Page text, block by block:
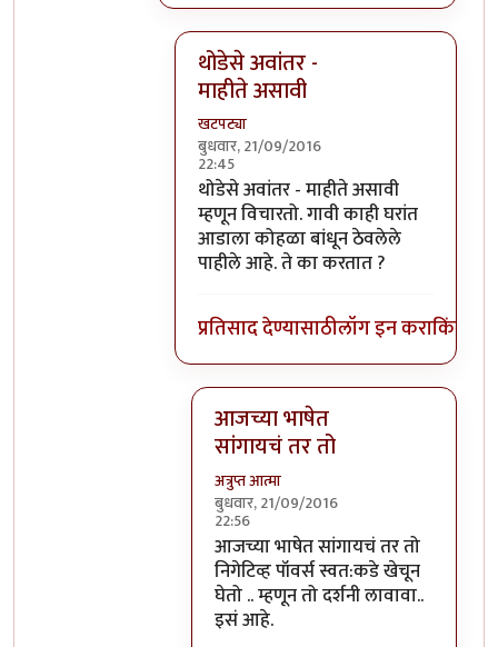
थोडेसे अवांतर -
माहीते असावी
खटपट्या
बुधवार, 21/09/2016
22:45
In reply toहे स्वमतीमंदत्व आहे असे आता
थोडेसे अवांतर - माहीते असावी
म्हणून विचारतो. गावी काही घरांत
आडाला कोहळा बांधून ठेवलेले
पाहीले आहे. ते का करतात ?
प्रतिसाद देण्यासाठीलॉग इन कराकिंवा
आजच्या भाषेत
सांगायचं तर तो
अत्रुप्त आत्मा
बुधवार, 21/09/2016
22:56
In reply toथोडेसे अवांतर - माहीते
आजच्या भाषेत सांगायचं तर तो
निगेटिव्ह पॉवर्स स्वत:कडे खेचून
घेतो .. म्हणून तो दर्शनी लावावा..
इसं आहे.